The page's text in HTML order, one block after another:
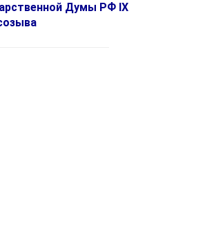
Думы РФ IX